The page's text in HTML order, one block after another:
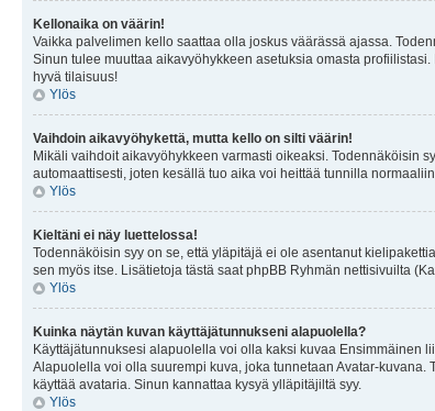
Kellonaika on väärin!
Vaikka palvelimen kello saattaa olla joskus väärässä ajassa.
Sinun tulee muuttaa aikavyöhykkeen asetuksia omasta
hyvä tilaisuus!
Ylös
Vaihdoin aikavyöhykettä, mutta kello on silti väärin!
Mikäli vaihdoit aikavyöhykkeen varmasti oikeaksi. Todennäköisin
automaattisesti, joten kesällä tuo aika voi heittää tunnilla
Ylös
Kieltäni ei näy luettelossa!
Todennäköisin syy on se, että yläpitäjä ei ole asentanut
sen myös itse. Lisätietoja tästä saat phpBB Ryhmän nettisivuilta
Ylös
Kuinka näytän kuvan käyttäjätunnukseni alapuolella?
Käyttäjätunnuksesi alapuolella voi olla kaksi kuvaa Ensimmäinen
Alapuolella voi olla suurempi kuva, joka tunnetaan Avatar-
käyttää avataria. Sinun kannattaa kysyä ylläpitäjiltä syy.
Ylös